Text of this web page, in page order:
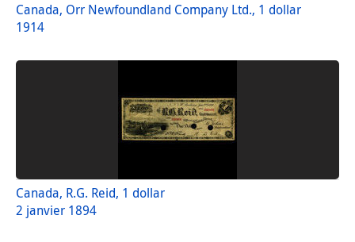
Canada, Orr Newfoundland Company Ltd., 1 dollar
1914
Canada, R.G. Reid, 1 dollar
2 janvier 1894